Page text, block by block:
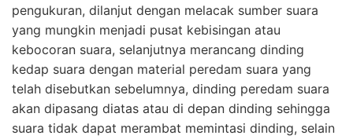
pengukuran, dilanjut dengan melacak sumber suara
yang mungkin menjadi pusat kebisingan atau
kebocoran suara, selanjutnya merancang dinding
kedap suara dengan material peredam suara yang
telah disebutkan sebelumnya, dinding peredam suara
akan dipasang diatas atau di depan dinding sehingga
suara tidak dapat merambat memintasi dinding, selain